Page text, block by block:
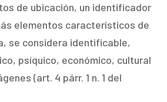
de ubicación, un identificador
elementos característicos de
se considera identificable,
psíquico, económico, cultural
(art. 4 párr. 1 n. 1 del